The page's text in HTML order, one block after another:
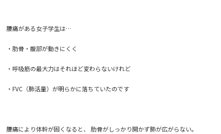
腰痛がある女子学生は…
・肋骨・腹部が動きにくく
・呼吸筋の最大力はそれほど変わらないけれど
・FVC（肺活量）が明らかに落ちていたのです
腰痛により体幹が固くなると、 肋骨がしっかり開かず肺が広がらない。